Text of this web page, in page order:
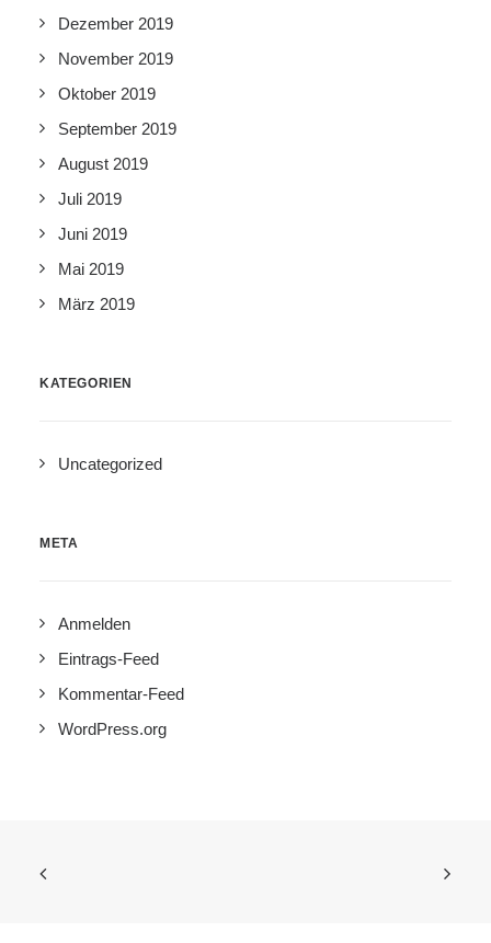
Dezember 2019
November 2019
Oktober 2019
September 2019
August 2019
Juli 2019
Juni 2019
Mai 2019
März 2019
KATEGORIEN
Uncategorized
META
Anmelden
Eintrags-Feed
Kommentar-Feed
WordPress.org